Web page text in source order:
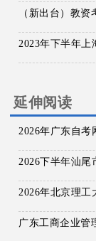
（新出台）教
延伸阅读
2026年广东自
2026下半年汕尾
广东工商企业管